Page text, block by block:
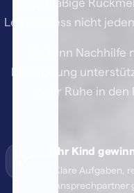
regelmäßige
Lernprozess nicht
So kann
Entwicklung
mehr Ruhe in
Ihr Kind
Klare Aufgaben,
Ansprechpartner